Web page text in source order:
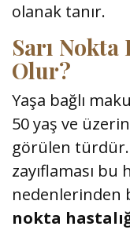
olanak tanır.
Sarı Nokta
Olur?
Yaşa bağlı
50 yaş ve
görülen türdür.
zayıflaması bu
nedenlerinden
nokta